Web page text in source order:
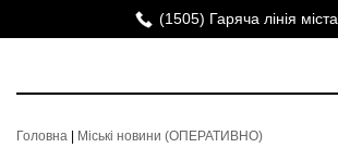
(1505) Гаряча лінія міста
Головна Міські новини (ОПЕРАТИВНО)